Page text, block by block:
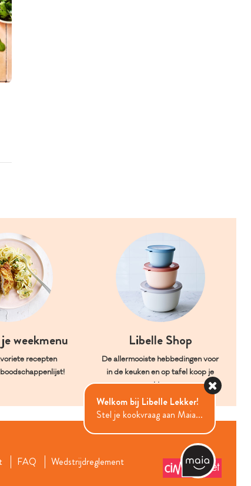
weekmenu
recepten
Libelle Shop
De allermooiste hebbedingen voor
in de keuken en op tafel koop je
hier.
FAQ
Wedstrijdreglement
Welkom bij Libelle Lekker!
Stel je kookvraag aan Maia...